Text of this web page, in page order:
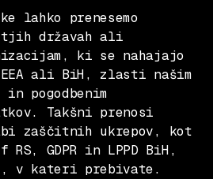
lahko prenesemo
državah ali
ki se nahajajo
ali BiH, zlasti našim
in pogodbenim
Takšni prenosi
zaščitnih ukrepov, kot
GDPR in LPPD BiH,
v kateri prebivate.